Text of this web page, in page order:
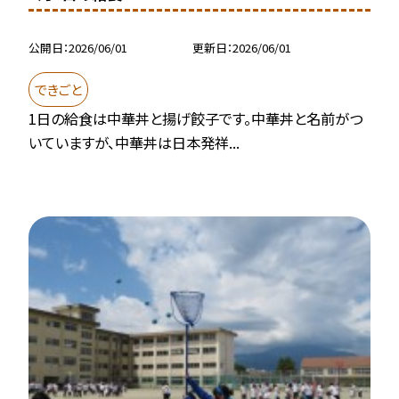
公開日 2026/06/01 更新日 2026/06/01
できごと
1日の給食は中華丼と揚げ餃子です。中華丼と名前がつ
いていますが、中華丼は日本発祥...